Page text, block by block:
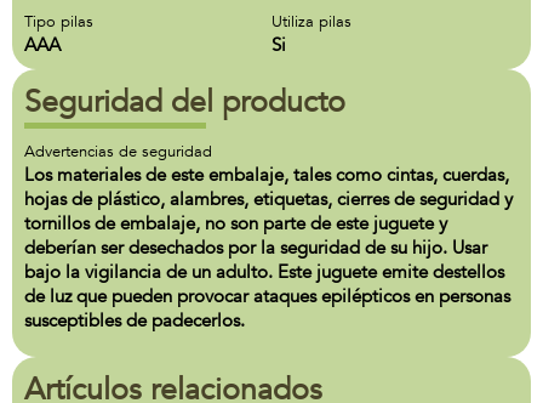
Tipo pilas
AAA
Utiliza pilas
Si
Seguridad del producto
Advertencias de seguridad
Los materiales de este embalaje, tales como cintas, cuerdas,
hojas de plástico, alambres, etiquetas, cierres de seguridad y
tornillos de embalaje, no son parte de este juguete y
deberían ser desechados por la seguridad de su hijo. Usar
bajo la vigilancia de un adulto. Este juguete emite destellos
de luz que pueden provocar ataques epilépticos en personas
susceptibles de padecerlos.
Artículos relacionados